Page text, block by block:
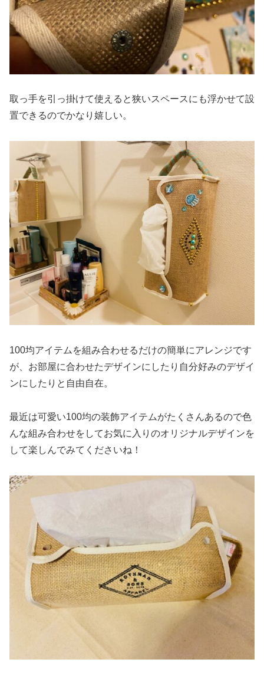
取っ手を引っ掛けて使えると狭いスペースにも浮かせて設
置できるのでかなり嬉しい。
100均アイテムを組み合わせるだけの簡単にアレンジです
が、お部屋に合わせたデザインにしたり自分好みのデザイ
ンにしたりと自由自在。
最近は可愛い100均の装飾アイテムがたくさんあるので色
んな組み合わせをしてお気に入りのオリジナルデザインを
して楽しんでみてくださいね！